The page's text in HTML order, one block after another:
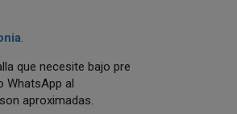
que necesite bajo pre
WhatsApp al
aproximadas.